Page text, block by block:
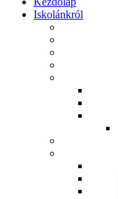
Iskolánkról